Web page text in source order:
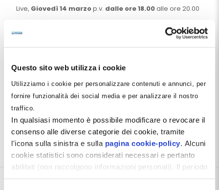
Questo sito web utilizza i cookie
Utilizziamo i cookie per personalizzare contenuti e annunci, per
fornire funzionalità dei social media e per analizzare il nostro
traffico.
In qualsiasi momento è possibile modificare o revocare il
consenso alle diverse categorie dei cookie, tramite
l'icona sulla sinistra e sulla pagina cookie-policy . Alcuni
cookie statistici sono considerati necessari e pertanto
abilitati (non raccolgono informazioni personali). Il periodo
Live, Giovedì 14 marzop.v. dalle ore 18.00alle ore 20.00
Aggiungi al carrello
Condividi
FacebookPinterest
X LinkedInEmail WhatsApp
Descrizione